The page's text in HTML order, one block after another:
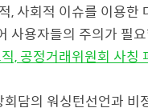
, 사회적 이슈를 이용
사용자들의 주의가 필
, 공정거래위원회 사칭
담의 워싱턴선언과